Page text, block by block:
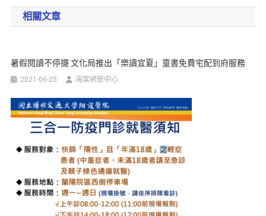
相關文章
暑假閱讀不停擺 文化局推出「樂讀宜夏」童書免費宅配到府服務
2021-06-25 海棠網管中心